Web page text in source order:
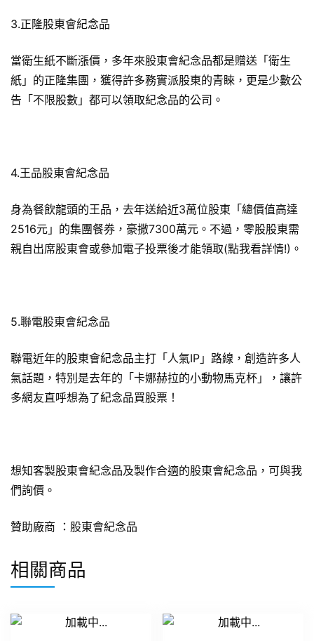
3.正隆股東會紀念品
當衛生紙不斷漲價，多年來股東會紀念品都是贈送「衛生
紙」的正隆集團，獲得許多務實派股東的青睞，更是少數公
告「不限股數」都可以領取紀念品的公司。
4.王品股東會紀念品
身為餐飲龍頭的王品，去年送給近3萬位股東「總價值高達
2516元」的集團餐券，豪撒7300萬元。不過，零股股東需
親自出席股東會或參加電子投票後才能領取(點我看詳情!)。
5.聯電股東會紀念品
聯電近年的股東會紀念品主打「人氣IP」路線，創造許多人
氣話題，特別是去年的「卡娜赫拉的小動物馬克杯」，讓許
多網友直呼想為了紀念品買股票！
想知客製股東會紀念品及製作合適的股東會紀念品，可與我
們詢價。
贊助廠商 ： 股東會紀念品
相關商品